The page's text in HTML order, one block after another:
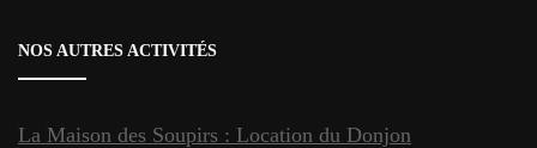
NOS AUTRES ACTIVITÉS
La Maison des Soupirs : Location du Donjon